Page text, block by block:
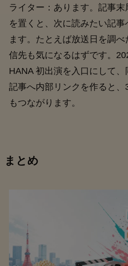
ライター：あります。記事
を置くと、次に読みたい記
ます。たとえば放送日を調
信先も気になるはずです。
HANA 初出演を入口にして、
記事へ内部リンクを作ると、
もつながります。
まとめ